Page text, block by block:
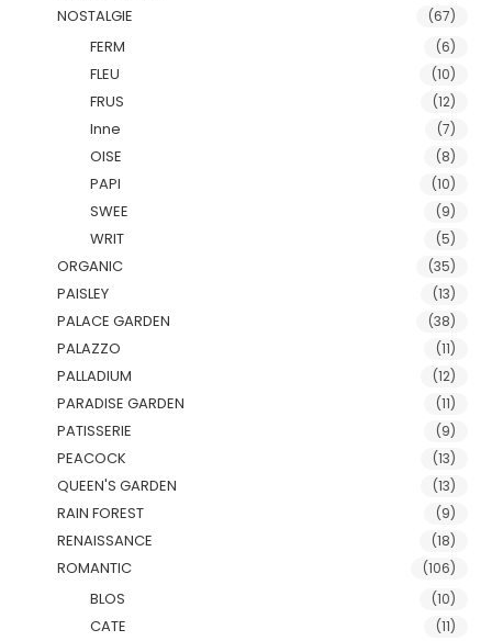
NOSTALGIE (67)
FERM (6)
FLEU (10)
FRUS (12)
Inne (7)
OISE (8)
PAPI (10)
SWEE (9)
WRIT (5)
ORGANIC (35)
PAISLEY (13)
PALACE GARDEN (38)
PALAZZO (11)
PALLADIUM (12)
PARADISE GARDEN (11)
PATISSERIE (9)
PEACOCK (13)
QUEEN'S GARDEN (13)
RAIN FOREST (9)
RENAISSANCE (18)
ROMANTIC (106)
BLOS (10)
CATE (11)